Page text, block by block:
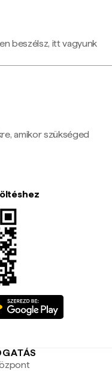
beszélsz, itt vagyunk
amikor szükséged